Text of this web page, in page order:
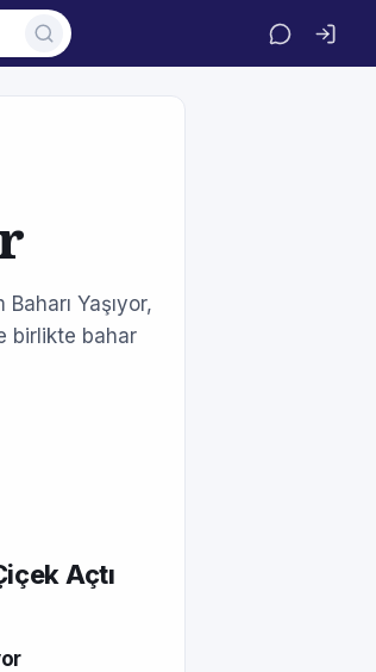
Yaşıyor,
birlikte bahar
Açtı